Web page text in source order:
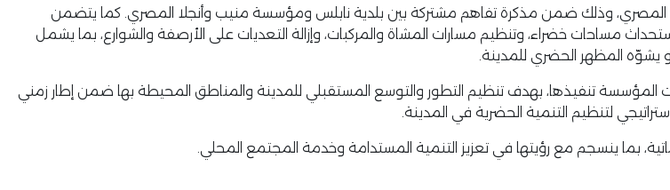
المصري، وذلك ضمن مذكرة تفاهم مشتركة بين بلدية نابلس ومؤسسة منيب وأنجلا المصري. كما يتضمن
مساحات خضراء، وتنظيم مسارات المشاة والمركبات، وإزالة التعديات على الأرصفة والشوارع، بما يشمل
يشوّه المظهر الحضري للمدينة.
تنفيذها، بهدف تنظيم التطور والتوسع المستقبلي للمدينة والمناطق المحيطة بها ضمن إطار زمني
لتنظيم التنمية الحضرية في المدينة.
بما ينسجم مع رؤيتها في تعزيز التنمية المستدامة وخدمة المجتمع المحلي.